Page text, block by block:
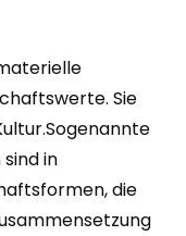
Sie
in
die